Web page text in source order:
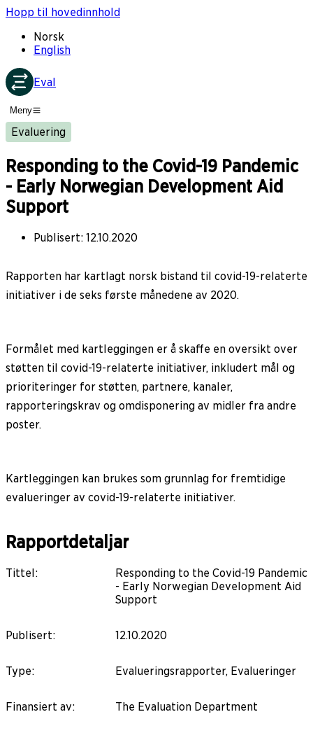
Hopp til hovedinnhold
Norsk
English
Eval
Meny
Evaluering
Responding to the Covid-19 Pandemic
- Early Norwegian Development Aid
Support
Publisert: 12.10.2020
Rapporten har kartlagt norsk bistand til covid-19-relaterte
initiativer i de seks første månedene av 2020.
Formålet med kartleggingen er å skaffe en oversikt over
støtten til covid-19-relaterte initiativer, inkludert mål og
prioriteringer for støtten, partnere, kanaler,
rapporteringskrav og omdisponering av midler fra andre
poster.
Kartleggingen kan brukes som grunnlag for fremtidige
evalueringer av covid-19-relaterte initiativer.
Rapportdetaljar
Tittel:
Responding to the Covid-19 Pandemic
- Early Norwegian Development Aid
Support
Publisert: 12.10.2020
Type: Evalueringsrapporter, Evalueringer
Finansiert av: The Evaluation Department